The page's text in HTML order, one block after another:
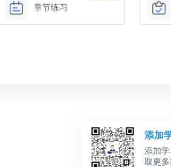
章节练习
添加
添加
取更